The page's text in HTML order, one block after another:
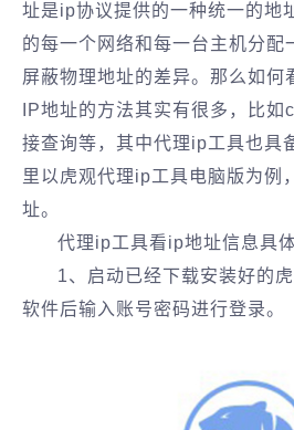
址是ip协议提供的一种统一的地
的每一个网络和每一台主机分配
屏蔽物理地址的差异。那么如何
IP地址的方法其实有很多，比
接查询等，其中代理ip工具也具
里以虎观代理ip工具电脑版为例
址。
代理ip工具看ip地址信息具
1、启动已经下载安装好的
软件后输入账号密码进行登录。